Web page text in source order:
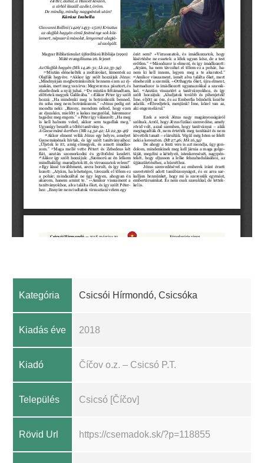
Kategória Csicsói Hírmondó, Csicsóka
Kiadás éve 2018
Kiadó Číčov o.z. – Csicsó P.T.
Település Csicsó [Číčov]
Rövid Url https://csemadok.sk/?p=118855